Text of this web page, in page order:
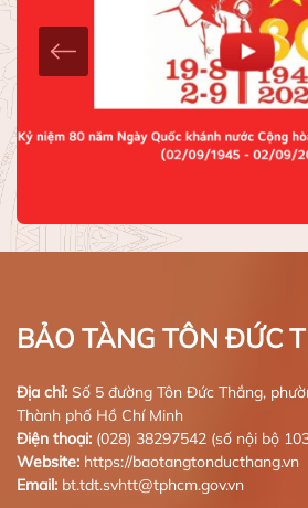
BẢO TÀNG TÔN ĐỨC
Địa chỉ: Số 5 đường Tôn Đức Thắng,
Thành phố Hồ Chí Minh
Điện thoại: (028) 38297542 (số nội bộ
Website: https://baotangtonducthang.vn
Email: bt.tdt.svhtt@tphcm.gov.vn